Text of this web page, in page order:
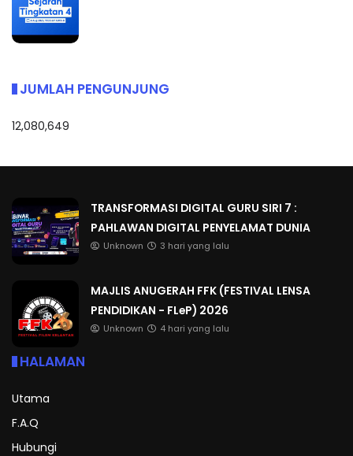
JUMLAH PENGUNJUNG
12,080,649
TRANSFORMASI DIGITAL GURU SIRI 7 :
PAHLAWAN DIGITAL PENYELAMAT DUNIA
Unknown 3 hari yang lalu
MAJLIS ANUGERAH FFK (FESTIVAL LENSA
PENDIDIKAN - FLeP) 2026
Unknown 4 hari yang lalu
HALAMAN
Utama
F.A.Q
Hubungi